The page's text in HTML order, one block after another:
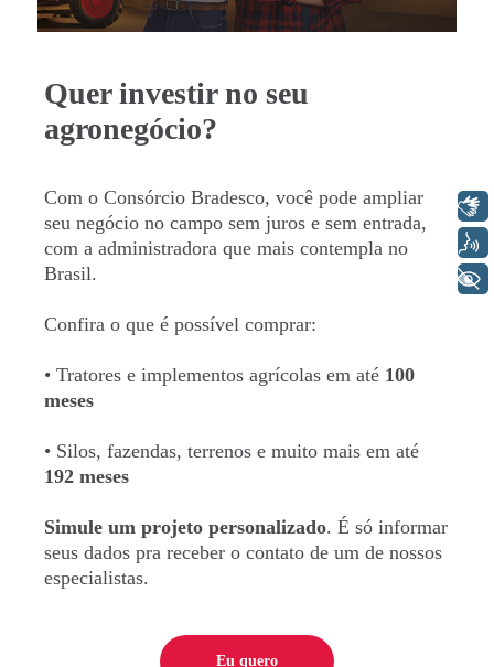
Quer investir no seu
agronegócio?
Com o Consórcio Bradesco, você pode ampliar
seu negócio no campo sem juros e sem entrada,
com a administradora que mais contempla no
Brasil.
Confira o que é possível comprar:
• Tratores e implementos agrícolas em até 100
meses
• Silos, fazendas, terrenos e muito mais em até
192 meses
Simule um projeto personalizado. É só informar
seus dados pra receber o contato de um de nossos
especialistas.
Eu quero
Libras
Voz